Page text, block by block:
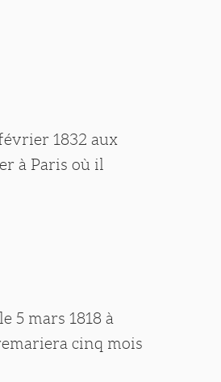
1832 aux
à Paris où il
5 mars 1818 à
cinq mois